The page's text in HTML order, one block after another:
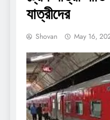
যাত্রীদের
Shovan May 16,